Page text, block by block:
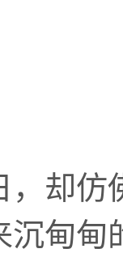
，却仿
沉甸甸